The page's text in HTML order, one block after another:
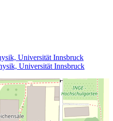
Universität Innsbruck
Universität Innsbruck